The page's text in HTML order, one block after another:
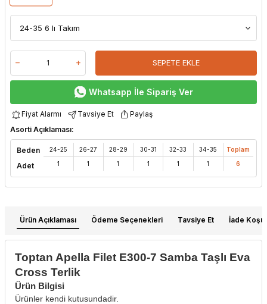
SEPETE EKLE
Whatsapp İle Sipariş Ver
Fiyat Alarmı Tavsiye Et
Paylaş
Asorti Açıklaması:
Beden
Adet
24-25
1
26-27
1
28-29
1
30-31
1
32-33
1
34-35
1
Toplam
6
Ürün Açıklaması Ödeme Seçenekleri Tavsiye Et İade
Toptan Apella Filet E300-7 Samba Taşlı Eva
Cross Terlik
Ürün Bilgisi
Ürünler kendi kutusundadir.